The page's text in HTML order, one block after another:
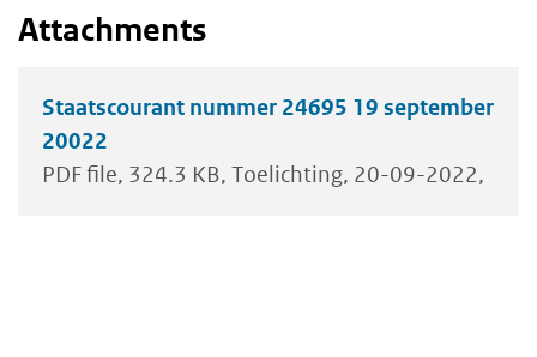
Attachments
Staatscourant nummer 24695 19 september
20022
PDF file 324.3 KB Toelichting 20-09-2022